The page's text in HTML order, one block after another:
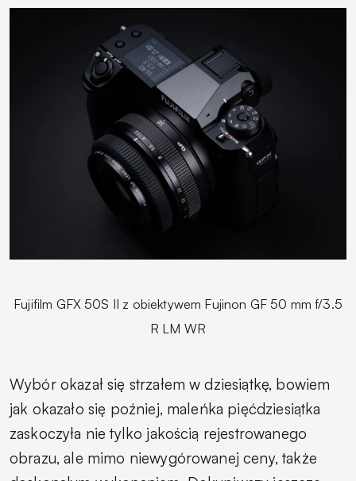
Fujifilm GFX 50S II z obiektywem Fujinon GF 50 mm f/3.5
R LM WR
Wybór okazał się strzałem w dziesiątkę, bowiem
jak okazało się poźniej, maleńka pięćdziesiątka
zaskoczyła nie tylko jakością rejestrowanego
obrazu, ale mimo niewygórowanej ceny, także